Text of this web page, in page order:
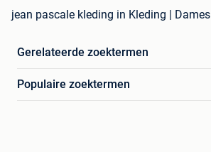
jean pascale kleding in Kleding | Dames
Gerelateerde zoektermen
Populaire zoektermen